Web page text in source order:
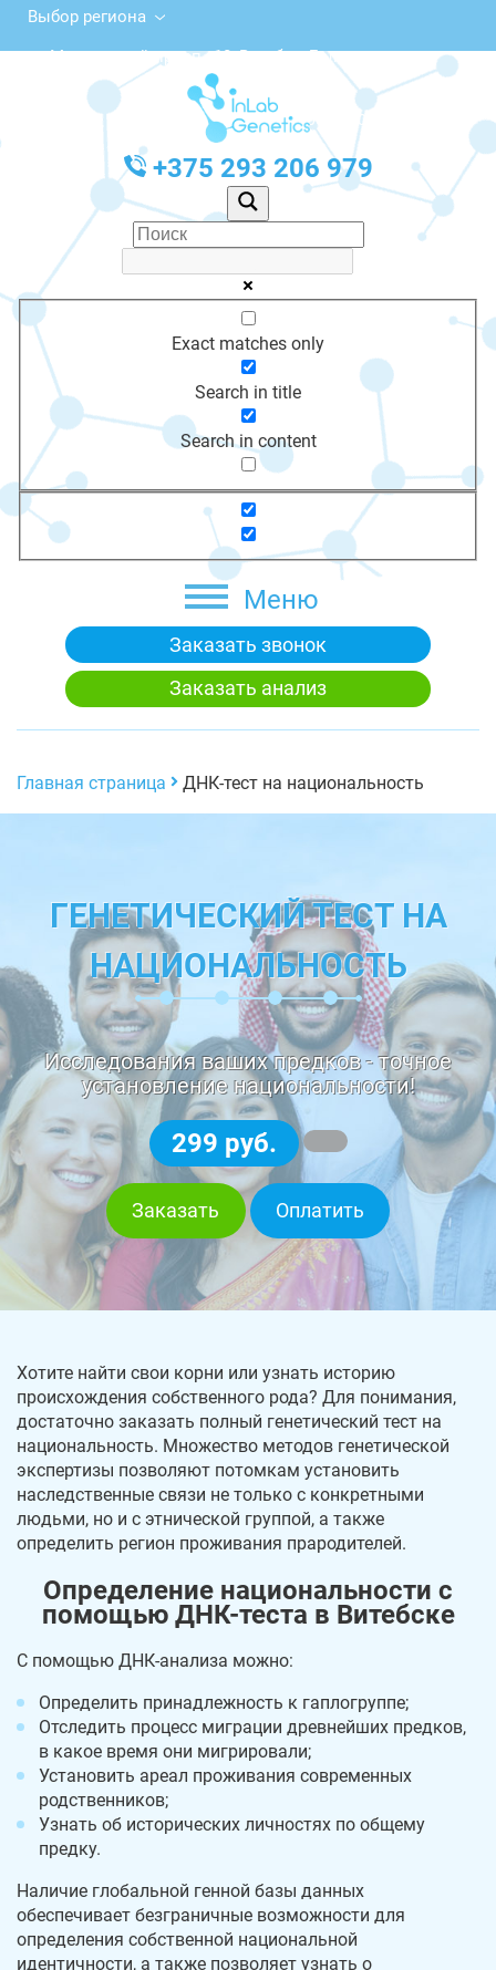
Выбор региона
Московский просп., 10, Витебск, Беларусь
с 10:00 до 20:00
График работы: Пн-Пт с 10:00 до 20:00
+375 293 206 979
Exact matches only
Search in title
Search in content
Меню
Заказать звонок
Заказать анализ
Главная страница ДНК-тест на национальность
ГЕНЕТИЧЕСКИЙ ТЕСТ НА
НАЦИОНАЛЬНОСТЬ
Исследования ваших предков - точное
установление национальности!
299 руб.
Заказать Оплатить
Хотите найти свои корни или узнать историю
происхождения собственного рода? Для понимания,
достаточно заказать полный генетический тест на
национальность. Множество методов генетической
экспертизы позволяют потомкам установить
наследственные связи не только с конкретными
людьми, но и с этнической группой, а также
определить регион проживания прародителей.
Определение национальности с
помощью ДНК-теста в Витебске
С помощью ДНК-анализа можно:
Определить принадлежность к гаплогруппе;
Отследить процесс миграции древнейших предков,
в какое время они мигрировали;
Установить ареал проживания современных
родственников;
Узнать об исторических личностях по общему
предку.
Наличие глобальной генной базы данных
обеспечивает безграничные возможности для
определения собственной национальной
идентичности, а также позволяет узнать о